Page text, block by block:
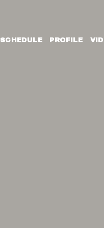
SCHEDULE PROFILE